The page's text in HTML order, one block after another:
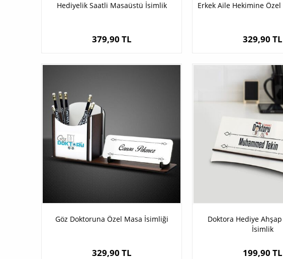
Hediyelik Saatli Masaüstü İsimlik
379,90 TL
Erkek Aile Hekimine
329,90 TL
Göz Doktoruna Özel Masa İsimliği
329,90 TL
Doktora Hediye
İsimlik
199,90 TL